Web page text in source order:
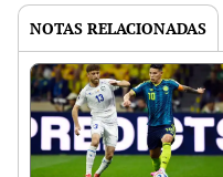
NOTAS RELACIONADAS